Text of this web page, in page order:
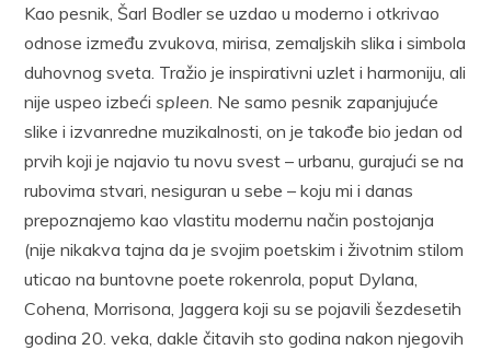
Kao pesnik, Šarl Bodler se uzdao u moderno i otkrivao
odnose između zvukova, mirisa, zemaljskih slika i simbola
duhovnog sveta. Tražio je inspirativni uzlet i harmoniju, ali
nije uspeo izbećispleen . Ne samo pesnik zapanjujuće
slike i izvanredne muzikalnosti, on je takođe bio jedan od
prvih koji je najavio tu novu svest – urbanu, gurajući se na
rubovima stvari, nesiguran u sebe – koju mi ​​i danas
prepoznajemo kao vlastitu modernu način postojanja
(nije nikakva tajna da je svojim poetskim i životnim stilom
uticao na buntovne poete rokenrola, poput Dylana,
Cohena, Morrisona, Jaggera koji su se pojavili šezdesetih
godina 20. veka, dakle čitavih sto godina nakon njegovih